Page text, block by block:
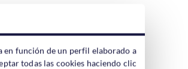
editarla por
en función de un perfil elaborado a
todas las cookies haciendo clic